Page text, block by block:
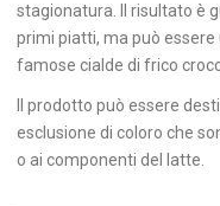
stagionatura. Il risultato è
primi piatti, ma può
famose cialde di frico
Il prodotto può essere
esclusione di coloro che
o ai componenti del latte.